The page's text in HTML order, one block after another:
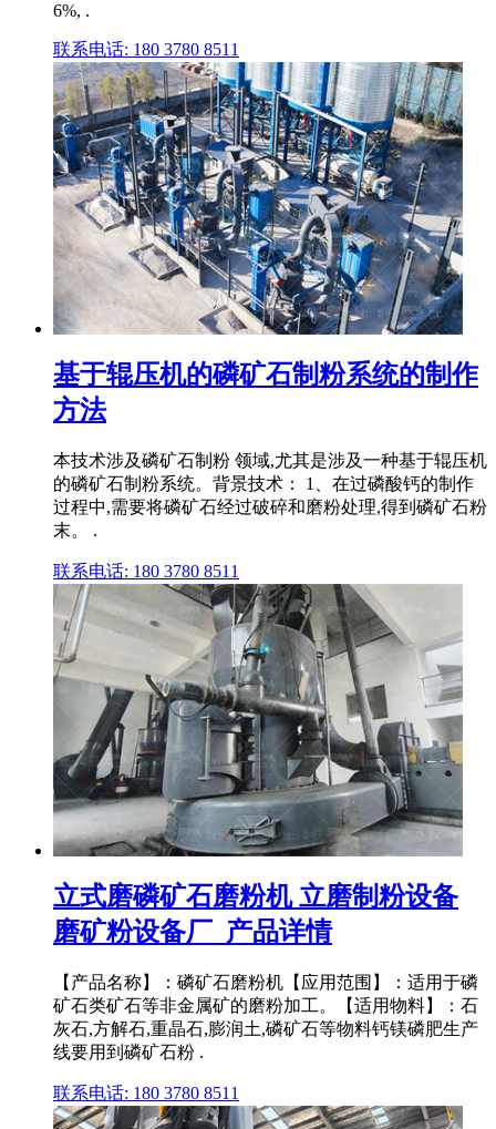
6%, .
联系电话: 180 3780 8511
基于辊压机的磷矿石制粉系统的制作
方法
本技术涉及磷矿石制粉 领域,尤其是涉及一种基于辊压机
的磷矿石制粉系统。背景技术： 1、在过磷酸钙的制作
过程中,需要将磷矿石经过破碎和磨粉处理,得到磷矿石粉
末。 .
联系电话: 180 3780 8511
立式磨磷矿石磨粉机 立磨制粉设备
磨矿粉设备厂_产品详情
【产品名称】：磷矿石磨粉机【应用范围】：适用于磷
矿石类矿石等非金属矿的磨粉加工。【适用物料】：石
灰石,方解石,重晶石,膨润土,磷矿石等物料钙镁磷肥生产
线要用到磷矿石粉 .
联系电话: 180 3780 8511